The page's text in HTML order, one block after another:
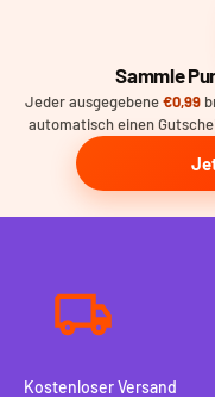
Sammle
Jeder ausgegebene€0,99
automatisch einen
Kostenloser Versand